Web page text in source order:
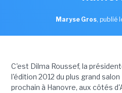
Maryse Gros, publié
C'est Dilma Roussef, la
l'édition 2012 du plus grand
prochain à Hanovre, aux côtés